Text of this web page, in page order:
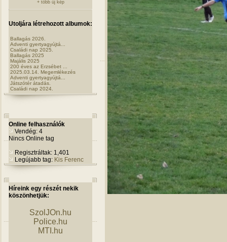
+ több új kép
Utoljára létrehozott albumok:
Ballagás 2026.
Adventi gyertyagyújtá...
Családi nap 2025.
Ballagás 2025
Majális 2025
200 éves az Erzsébet ...
2025.03.14. Megemlékezés
Adventi gyertyagyújtá...
Játszótér átadás.
Családi nap 2024.
Online felhasználók
Vendég: 4
Nincs Online tag
Regisztráltak: 1,401
Legújabb tag: Kis Ferenc
Híreink egy részét nekik
köszönhetjük:
SzolJOn.hu
Police.hu
MTI.hu